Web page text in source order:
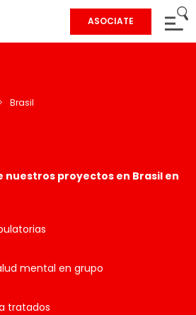
ASOCIATE
> Brasil
nuestros proyectos en Brasil en
mental en grupo
tratados